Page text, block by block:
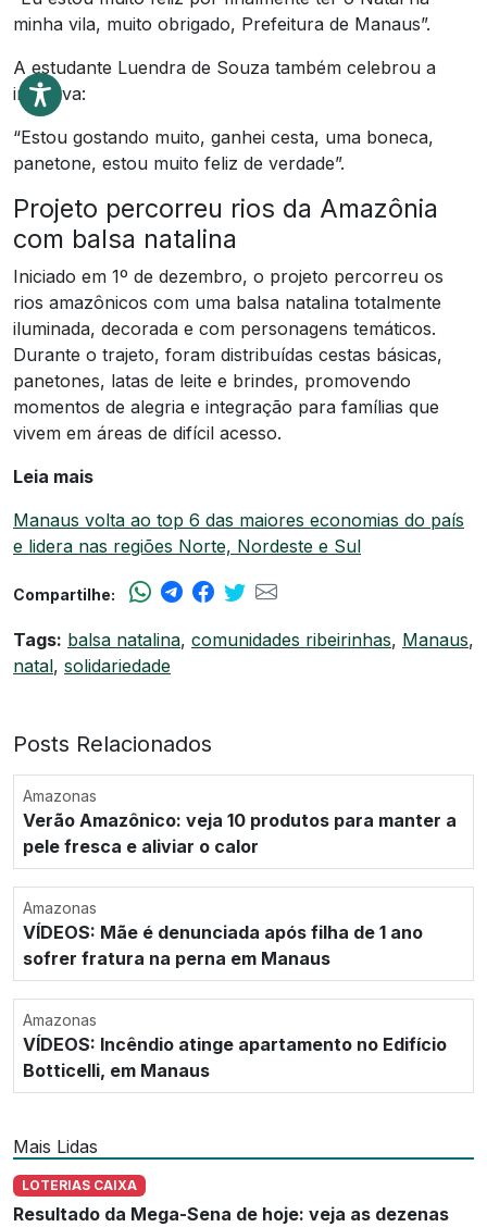
minha vila, muito obrigado, Prefeitura de Manaus”.
A estudante Luendra de Souza também celebrou a
iniciativa:
“Estou gostando muito, ganhei cesta, uma boneca,
panetone, estou muito feliz de verdade”.
Projeto percorreu rios da Amazônia
com balsa natalina
Iniciado em 1º de dezembro, o projeto percorreu os
rios amazônicos com uma balsa natalina totalmente
iluminada, decorada e com personagens temáticos.
Durante o trajeto, foram distribuídas cestas básicas,
panetones, latas de leite e brindes, promovendo
momentos de alegria e integração para famílias que
vivem em áreas de difícil acesso.
Leia mais
Manaus volta ao top 6 das maiores economias do país
e lidera nas regiões Norte, Nordeste e Sul
Compartilhe:
Tags: balsa natalina, comunidades ribeirinhas, Manaus,
natal, solidariedade
Posts Relacionados
Amazonas
Verão Amazônico: veja 10 produtos para manter a
pele fresca e aliviar o calor
Amazonas
VÍDEOS: Mãe é denunciada após filha de 1 ano
sofrer fratura na perna em Manaus
Amazonas
VÍDEOS: Incêndio atinge apartamento no Edifício
Botticelli, em Manaus
Mais Lidas
LOTERIAS CAIXA
Resultado da Mega-Sena de hoje: veja as dezenas